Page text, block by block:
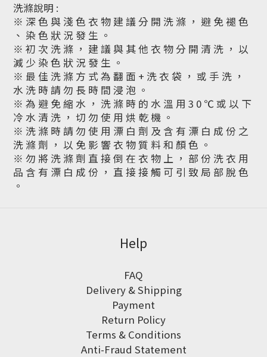
洗滌說明 :
※ 深 色 與 淺 色 衣 物 建 議 分 開 洗 滌 ， 避 免 褪 色
、 染 色 狀 況 發 生 。
※ 初 次 洗 滌 ， 建 議 與 其 他 衣 物 分 開 清 洗 ， 以
減 少 染 色 狀 況 發 生 。
※ 最 佳 洗 滌 方 式 為 翻 面 + 洗 衣 袋 ， 或 手 洗 ，
水 洗 時 請 勿 長 時 間 浸 泡 。
※ 為 避 免 縮 水 ， 洗 滌 時 的 水 溫 用 3 0 ℃ 或 以 下
冷 水 清 洗 ， 切 勿 使 用 烘 乾 機 。
※ 洗 滌 時 請 勿 使 用 漂 白 劑 及 含 有 漂 白 成 份 之
洗 滌 劑 ， 以 免 影 響 衣 物 質 料 和 顏 色 。
※ 勿 將 洗 滌 劑 直 接 倒 在 衣 物 上 ， 部 份 洗 衣 用
品 含 有 漂 白 成 份 ， 直 接 接 觸 可 引 致 局 部 脫 色
。
Help
FAQ
Delivery & Shipping
Payment
Return Policy
Terms & Conditions
Anti-Fraud Statement